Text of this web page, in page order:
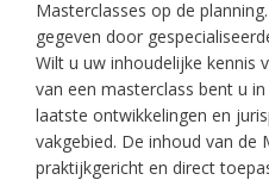
Masterclasses op de
gegeven door
Wilt u uw inhoudelijke kennis
van een masterclass bent u
laatste ontwikkelingen en
vakgebied. De inhoud van de
praktijkgericht en direct